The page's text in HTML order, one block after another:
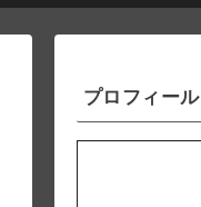
プロフィール